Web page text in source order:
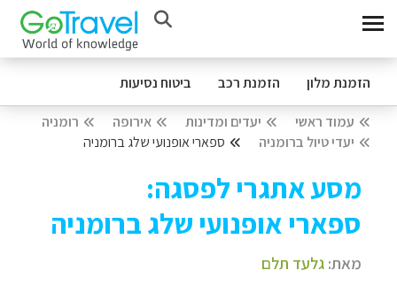
הזמנת מלון הזמנת רכב ביטוח נסיעות
עמוד ראשי יעדים ומדינות אירופה
רומניה
יעדי טיול ברומניה
ספארי אופנועי שלג ברומניה
מסע אתגרי לפסגה:
ספארי אופנועי שלג ברומניה
מאת: גלעד תלם